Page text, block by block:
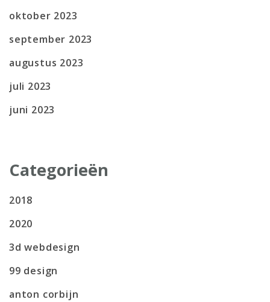
oktober 2023
september 2023
augustus 2023
juli 2023
juni 2023
Categorieën
2018
2020
3d webdesign
99 design
anton corbijn